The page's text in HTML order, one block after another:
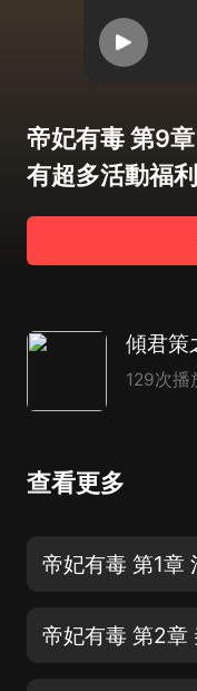
帝妃有毒 第9
有超多活動福
129次播
查看更多